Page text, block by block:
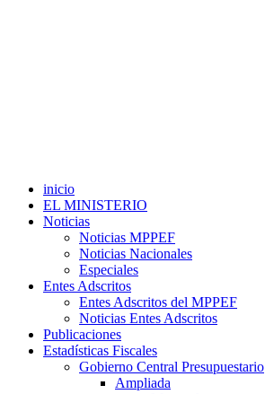
inicio
EL MINISTERIO
Noticias
Noticias MPPEF
Noticias Nacionales
Especiales
Entes Adscritos
Entes Adscritos del MPPEF
Noticias Entes Adscritos
Publicaciones
Estadísticas Fiscales
Gobierno Central Presupuestario
Ampliada